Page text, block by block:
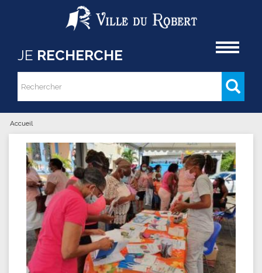
Aller au contenu principal
JE RECHERCHE
Formulaire de recherche
Rechercher
Vous êtes ici
Accueil